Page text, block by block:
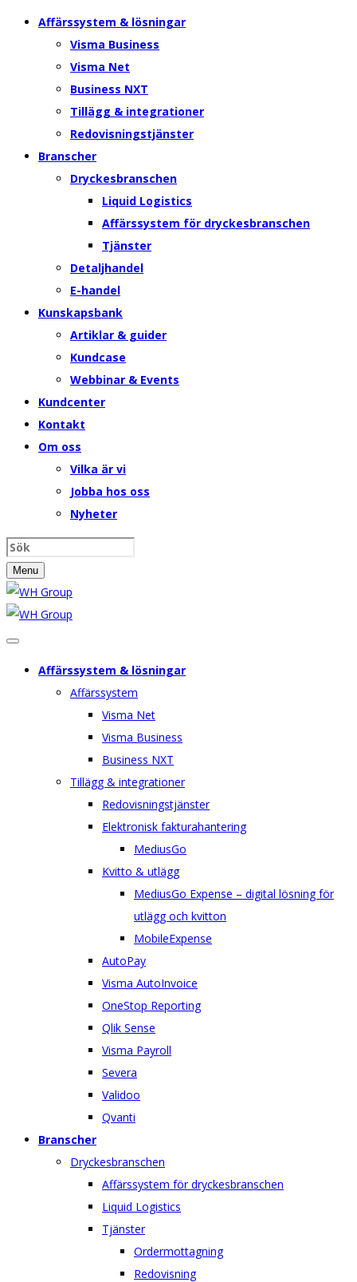
Affärssystem & lösningar
Visma Business
Visma Net
Business NXT
Tillägg & integrationer
Redovisningstjänster
Branscher
Dryckesbranschen
Liquid Logistics
Affärssystem för dryckesbranschen
Tjänster
Detaljhandel
E-handel
Kunskapsbank
Artiklar & guider
Kundcase
Webbinar & Events
Kundcenter
Kontakt
Om oss
Vilka är vi
Jobba hos oss
Nyheter
Menu
Affärssystem & lösningar
Affärssystem
Visma Net
Visma Business
Business NXT
Tillägg & integrationer
Redovisningstjänster
Elektronisk fakturahantering
MediusGo
Kvitto & utlägg
MediusGo Expense – digital lösning för
utlägg och kvitton
MobileExpense
AutoPay
Visma AutoInvoice
OneStop Reporting
Qlik Sense
Visma Payroll
Severa
Validoo
Qvanti
Branscher
Dryckesbranschen
Affärssystem för dryckesbranschen
Liquid Logistics
Tjänster
Ordermottagning
Redovisning